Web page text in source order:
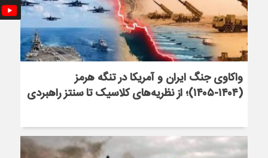
واکاوی جنگ ایران و آمریکا در تنگه هرمز
(۱۴۰۴-۱۴۰۵)؛ از نظریه‌های کلاسیک تا سنتز راهبردی